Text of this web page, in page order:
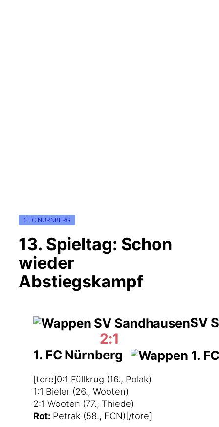
1. FC NÜRNBERG
13. Spieltag: Schon
wieder
Abstiegskampf
SV
2:1
1. FC Nürnberg
[tore]0:1 Füll­krug (16., Polak)
1:1 Bie­ler (26., Wooten)
2:1 Woo­ten (77., Thiede)
Rot: Petrak (58., FCN)[/tore]